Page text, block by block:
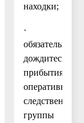
находки;
·
обязательно
дождитесь
прибытия
оперативно-
следственной
группы